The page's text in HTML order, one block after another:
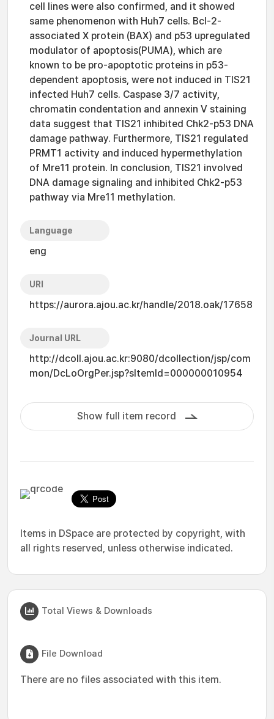
cell lines were also confirmed, and it showed
same phenomenon with Huh7 cells. Bcl-2-
associated X protein (BAX) and p53 upregulated
modulator of apoptosis(PUMA), which are
known to be pro-apoptotic proteins in p53-
dependent apoptosis, were not induced in TIS21
infected Huh7 cells. Caspase 3/7 activity,
chromatin condentation and annexin V staining
data suggest that TIS21 inhibited Chk2-p53 DNA
damage pathway. Furthermore, TIS21 regulated
PRMT1 activity and induced hypermethylation
of Mre11 protein. In conclusion, TIS21 involved
DNA damage signaling and inhibited Chk2-p53
pathway via Mre11 methylation.
Language
eng
URI
https://aurora.ajou.ac.kr/handle/2018.oak/17658
Journal URL
http://dcoll.ajou.ac.kr:9080/dcollection/jsp/com
mon/DcLoOrgPer.jsp?sItemId=000000010954
Show full item record
Items in DSpace are protected by copyright, with
all rights reserved, unless otherwise indicated.
Total Views & Downloads
File Download
There are no files associated with this item.